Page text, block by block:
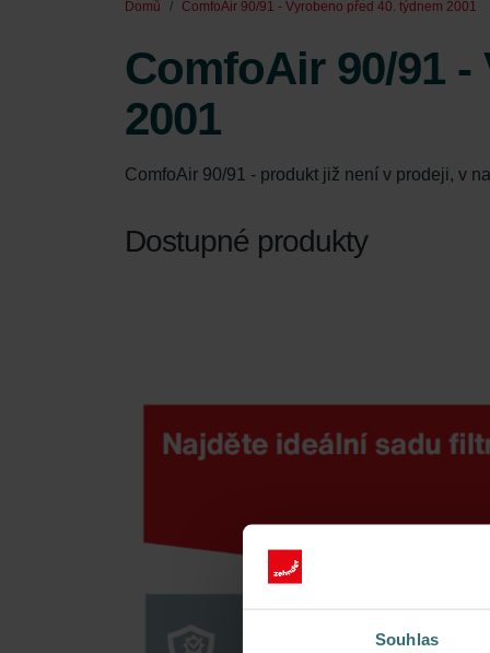
Souhlas
Domů ComfoAir 90/91 - Vyrobeno před 40. týdnem 2001
ComfoAir 90/91
2001
ComfoAir 90/91 - produkt již není v prodeji, v
Dostupné produkty